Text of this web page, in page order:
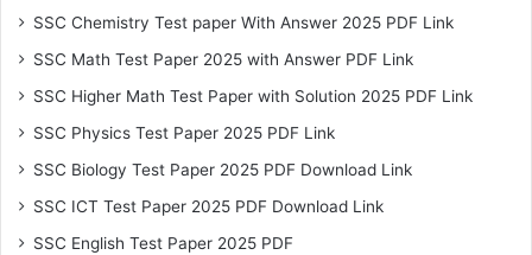
SSC Chemistry Test paper With Answer 2025 PDF Link
SSC Math Test Paper 2025 with Answer PDF Link
SSC Higher Math Test Paper with Solution 2025 PDF Link
SSC Physics Test Paper 2025 PDF Link
SSC Biology Test Paper 2025 PDF Download Link
SSC ICT Test Paper 2025 PDF Download Link
SSC English Test Paper 2025 PDF